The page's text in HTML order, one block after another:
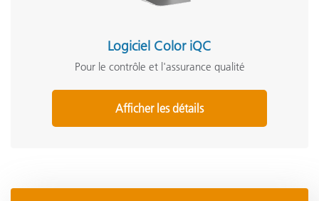
Logiciel Color iQC
Pour le contrôle et l'assurance qualité
Afficher les détails